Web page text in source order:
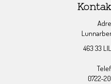
463 33
0722-